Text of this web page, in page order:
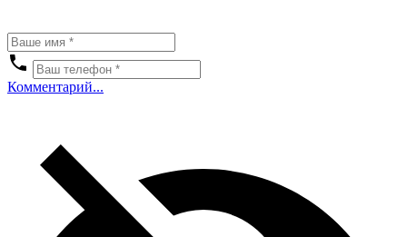
Комментарий...